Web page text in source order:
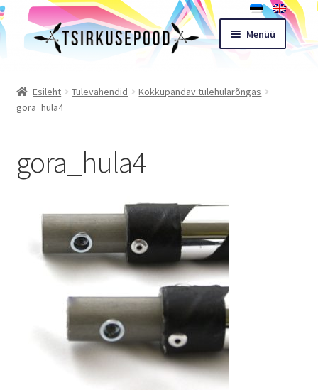
Liigu
navigeerimisele
Liigu
sisu
Menüü
Pood
Ostukorv
Töötoad
Kontakt
Esileht Tulevahendid
Kokkupandav tulehularõngas
gora_hula4
gora_hula4